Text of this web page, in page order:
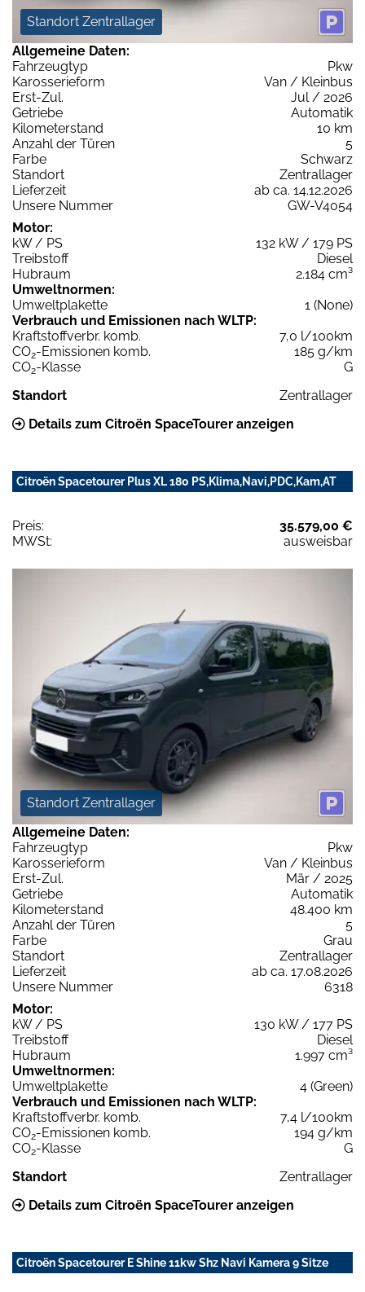
Standort Zentrallager
Allgemeine Daten:
Fahrzeugtyp
Pkw
Karosserieform
Van / Kleinbus
Erst-Zul.
Jul / 2026
Getriebe
Automatik
Kilometerstand
10 km
Anzahl der Türen
5
Farbe
Schwarz
Standort
Zentrallager
Lieferzeit
ab ca. 14.12.2026
Unsere Nummer
GW-V4054
Motor:
kW / PS
132 kW / 179 PS
Treibstoff
Diesel
Hubraum
2.184 cm³
Umweltnormen:
Umweltplakette
1 (None)
Verbrauch und Emissionen nach WLTP:
Kraftstoffverbr. komb.
7,0 l/100km
CO2-Emissionen komb.
185 g/km
CO2-Klasse
G
Standort
Zentrallager
Details zum Citroën SpaceTourer anzeigen
Citroën Spacetourer Plus XL 180 PS,Klima,Navi,PDC,Kam,AT
Preis:
35.579,00 €
MWSt:
ausweisbar
Standort Zentrallager
Allgemeine Daten:
Fahrzeugtyp
Pkw
Karosserieform
Van / Kleinbus
Erst-Zul.
Mär / 2025
Getriebe
Automatik
Kilometerstand
48.400 km
Anzahl der Türen
5
Farbe
Grau
Standort
Zentrallager
Lieferzeit
ab ca. 17.08.2026
Unsere Nummer
6318
Motor:
kW / PS
130 kW / 177 PS
Treibstoff
Diesel
Hubraum
1.997 cm³
Umweltnormen:
Umweltplakette
4 (Green)
Verbrauch und Emissionen nach WLTP:
Kraftstoffverbr. komb.
7,4 l/100km
CO2-Emissionen komb.
194 g/km
CO2-Klasse
G
Standort
Zentrallager
Details zum Citroën SpaceTourer anzeigen
Citroën Spacetourer E Shine 11kw Shz Navi Kamera 9 Sitze